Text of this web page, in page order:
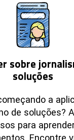
sobre
soluções
a
de soluções?
para
Encontre